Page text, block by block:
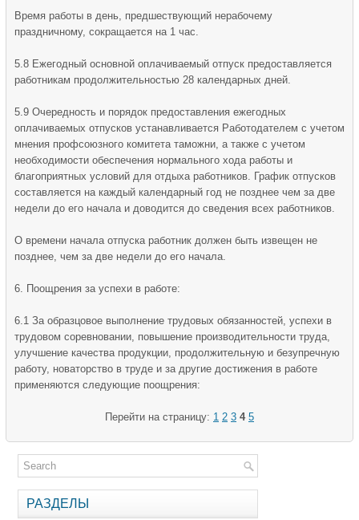
Время работы в день, предшествующий нерабочему
праздничному, сокращается на 1 час.
5.8 Ежегодный основной оплачиваемый отпуск предоставляется
работникам продолжительностью 28 календарных дней.
5.9 Очередность и порядок предоставления ежегодных
оплачиваемых отпусков устанавливается Работодателем с учетом
мнения профсоюзного комитета таможни, а также с учетом
необходимости обеспечения нормального хода работы и
благоприятных условий для отдыха работников. График отпусков
составляется на каждый календарный год не позднее чем за две
недели до его начала и доводится до сведения всех работников.
О времени начала отпуска работник должен быть извещен не
позднее, чем за две недели до его начала.
6. Поощрения за успехи в работе:
6.1 За образцовое выполнение трудовых обязанностей, успехи в
трудовом соревновании, повышение производительности труда,
улучшение качества продукции, продолжительную и безупречную
работу, новаторство в труде и за другие достижения в работе
применяются следующие поощрения:
Перейти на страницу: 1 2 3 4 5
РАЗДЕЛЫ